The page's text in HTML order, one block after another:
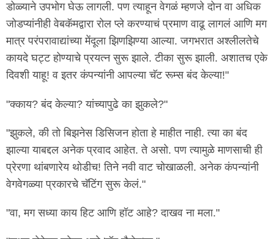
डोळ्याने उपभोग घेऊ लागली. पण त्याहून वेगळं म्हणजे दोन वा अधिक
जोडप्यांनीही वेबकॅमद्वारा रोल प्ले करण्याचं प्रमाण वाढू लागलं आणि मग
मात्र परंपरावाद्यांच्या मेंदूला झिणझिण्या आल्या. जगभरात अश्लीलतेचे
कायदे घट्ट होण्याचे प्रयत्न सुरू झाले. टीका सुरू झाली. अशातच एके
दिवशी याहू! व इतर कंपन्यांनी आपल्या चॅट रूम्स बंद केल्या!"
"क्काय? बंद केल्या? यांच्यापुढे का झुकले?"
"झुकले, की तो बिझनेस डिसिजन होता हे माहीत नाही. त्या का बंद
झाल्या याबद्दल अनेक प्रवाद आहेत. ते असो. पण त्यामुळे माणसाची ही
प्रेरणा थांबणारेय थोडीच! तिने नवी वाट चोखाळली. अनेक कंपन्यांनी
वेगवेगळ्या प्रकारचे चॅटिंग सुरू केलं."
"वा, मग सध्या काय हिट आणि हॉट आहे? दाखव ना मला."